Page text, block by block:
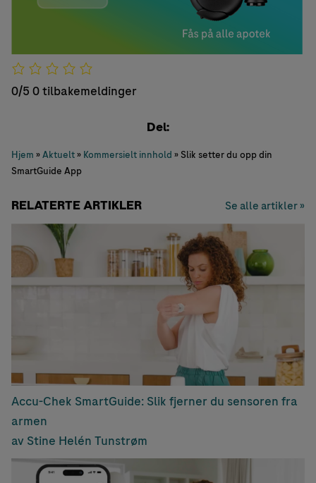
0/5 0 tilbakemeldinger
Del:
Hjem »Aktuelt» Kommersielt innhold » Slik setter du opp din
SmartGuide App
RELATERTE ARTIKLER Se alle artikler »
Accu-Chek SmartGuide: Slik fjerner du sensoren fra
armen
av Stine Helén Tunstrøm